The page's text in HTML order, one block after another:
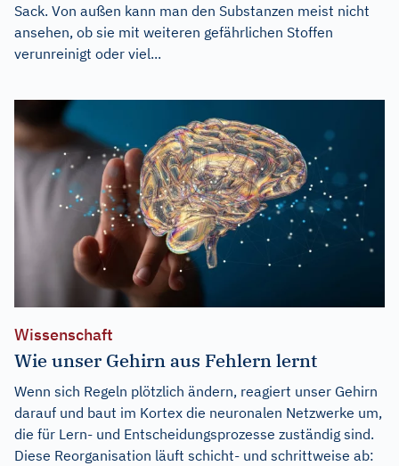
Sack. Von außen kann man den Substanzen meist nicht
ansehen, ob sie mit weiteren gefährlichen Stoffen
verunreinigt oder viel...
Wissenschaft
Wie unser Gehirn aus Fehlern lernt
Wenn sich Regeln plötzlich ändern, reagiert unser Gehirn
darauf und baut im Kortex die neuronalen Netzwerke um,
die für Lern- und Entscheidungsprozesse zuständig sind.
Diese Reorganisation läuft schicht- und schrittweise ab: